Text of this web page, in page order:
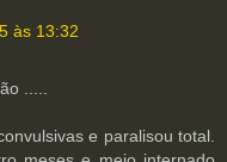
às 13:32
.....
e paralisou total.